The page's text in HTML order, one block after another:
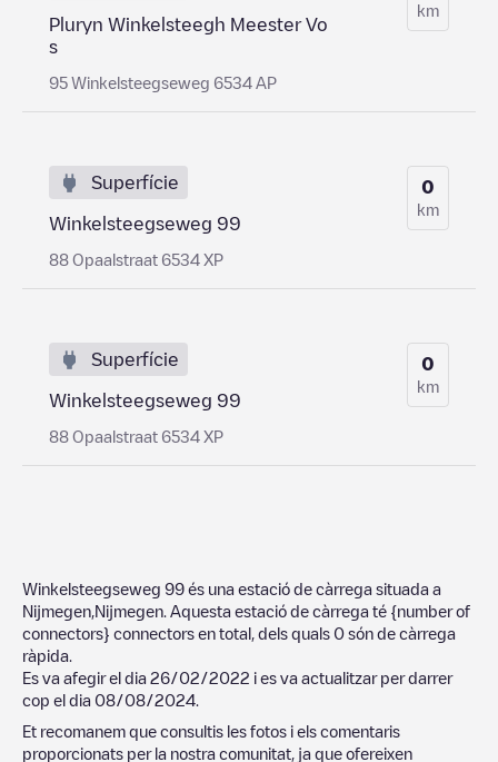
Pluryn Winkelsteegh Meester Vo
s
95 Winkelsteegseweg 6534 AP
km
Superfície
Winkelsteegseweg 99
88 Opaalstraat 6534 XP
0
km
Superfície
Winkelsteegseweg 99
88 Opaalstraat 6534 XP
0
km
Winkelsteegseweg 99 és una estació de càrrega situada a
Nijmegen Nijmegen . Aquesta estació de càrrega té {number of
connectors} connectors en total, dels quals 0 són de càrrega
ràpida.
Es va afegir el dia 26/02/2022 i es va actualitzar per darrer
cop el dia 08/08/2024
Et recomanem que consultis les fotos i els comentaris
proporcionats per la nostra comunitat, ja que ofereixen